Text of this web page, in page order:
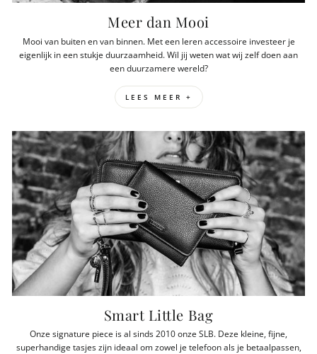
Meer dan Mooi
Mooi van buiten en van binnen. Met een leren accessoire investeer je
eigenlijk in een stukje duurzaamheid. Wil jij weten wat wij zelf doen aan
een duurzamere wereld?
LEES MEER +
Smart Little Bag
Onze signature piece is al sinds 2010 onze SLB. Deze kleine, fijne,
superhandige tasjes zijn ideaal om zowel je telefoon als je betaalpassen,